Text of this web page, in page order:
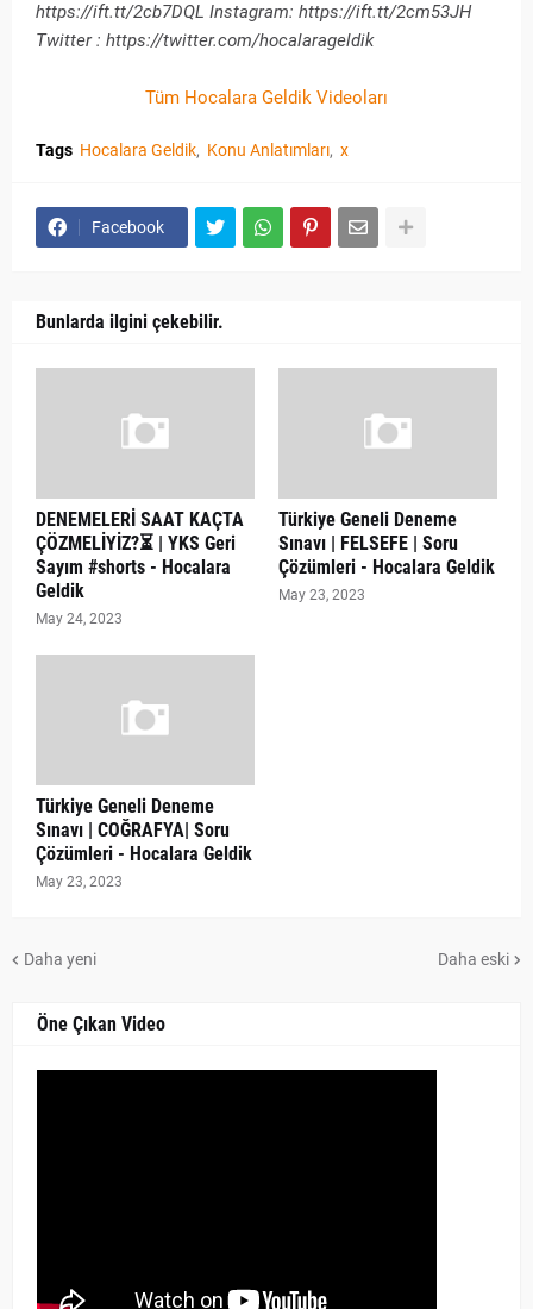
https://ift.tt/2cb7DQL Instagram: https://ift.tt/2cm53JH
Twitter : https://twitter.com/hocalarageldik
Tüm Hocalara Geldik Videoları
Tags Hocalara Geldik Konu Anlatımları x
Facebook
Bunlarda ilgini çekebilir.
DENEMELERİ SAAT KAÇTA
ÇÖZMELİYİZ?⏳ | YKS Geri
Sayım #shorts - Hocalara
Geldik
May 24, 2023
Türkiye Geneli Deneme
Sınavı | FELSEFE | Soru
Çözümleri - Hocalara Geldik
May 23, 2023
Türkiye Geneli Deneme
Sınavı | COĞRAFYA| Soru
Çözümleri - Hocalara Geldik
May 23, 2023
Daha yeni Daha eski
Öne Çıkan Video